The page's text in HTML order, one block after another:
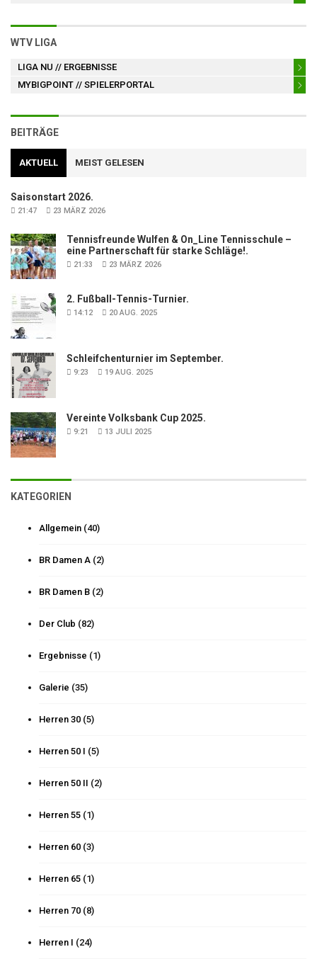
WTV LIGA
LIGA NU // ERGEBNISSE
MYBIGPOINT // SPIELERPORTAL
BEITRÄGE
AKTUELL MEIST GELESEN
Saisonstart 2026.
21:47 23 MÄRZ 2026
Tennisfreunde Wulfen & On_Line Tennisschule –
eine Partnerschaft für starke Schläge!.
21:33 23 MÄRZ 2026
2. Fußball-Tennis-Turnier.
14:12 20 AUG. 2025
Schleifchenturnier im September.
9:23 19 AUG. 2025
Vereinte Volksbank Cup 2025.
9:21 13 JULI 2025
KATEGORIEN
Allgemein (40)
BR Damen A (2)
BR Damen B (2)
Der Club (82)
Ergebnisse (1)
Galerie (35)
Herren 30 (5)
Herren 50 I (5)
Herren 50 II (2)
Herren 55 (1)
Herren 60 (3)
Herren 65 (1)
Herren 70 (8)
Herren I (24)